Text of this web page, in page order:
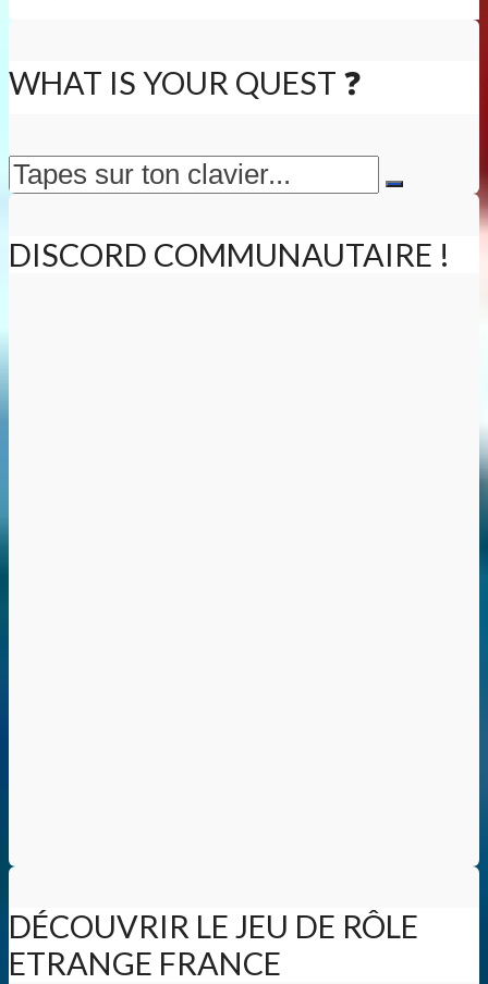
WHAT IS YOUR QUEST ❓
DISCORD COMMUNAUTAIRE !
DÉCOUVRIR LE JEU DE RÔLE
ETRANGE FRANCE